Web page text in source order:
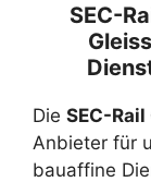
SEC-
Die SEC-Rail
Anbieter für
bauaffine